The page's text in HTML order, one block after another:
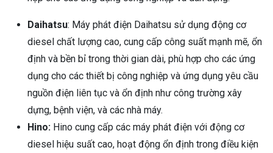
Daihatsu: Máy phát điện Daihatsu sử dụng động cơ
diesel chất lượng cao, cung cấp công suất mạnh mẽ, ổn
định và bền bỉ trong thời gian dài, phù hợp cho các ứng
dụng cho các thiết bị công nghiệp và ứng dụng yêu cầu
nguồn điện liên tục và ổn định như công trường xây
dựng, bệnh viện, và các nhà máy.
Hino: Hino cung cấp các máy phát điện với động cơ
diesel hiệu suất cao, hoạt động ổn định trong điều kiện